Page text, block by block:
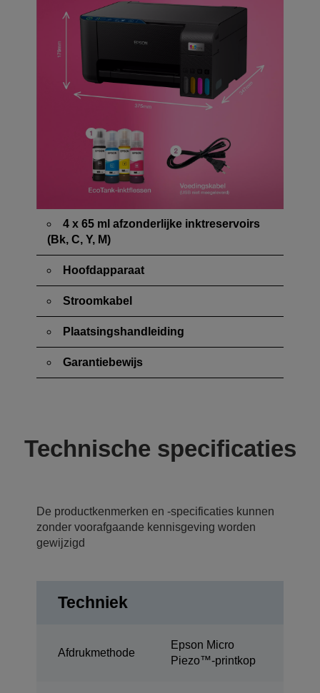
4 x 65 ml afzonderlijke inktreservoirs
(Bk, C, Y, M)
Hoofdapparaat
Stroomkabel
Plaatsingshandleiding
Garantiebewijs
Technische specificaties
De productkenmerken en -specificaties kunnen
zonder voorafgaande kennisgeving worden
gewijzigd
Techniek
Afdrukmethode
Epson Micro
Piezo™-printkop